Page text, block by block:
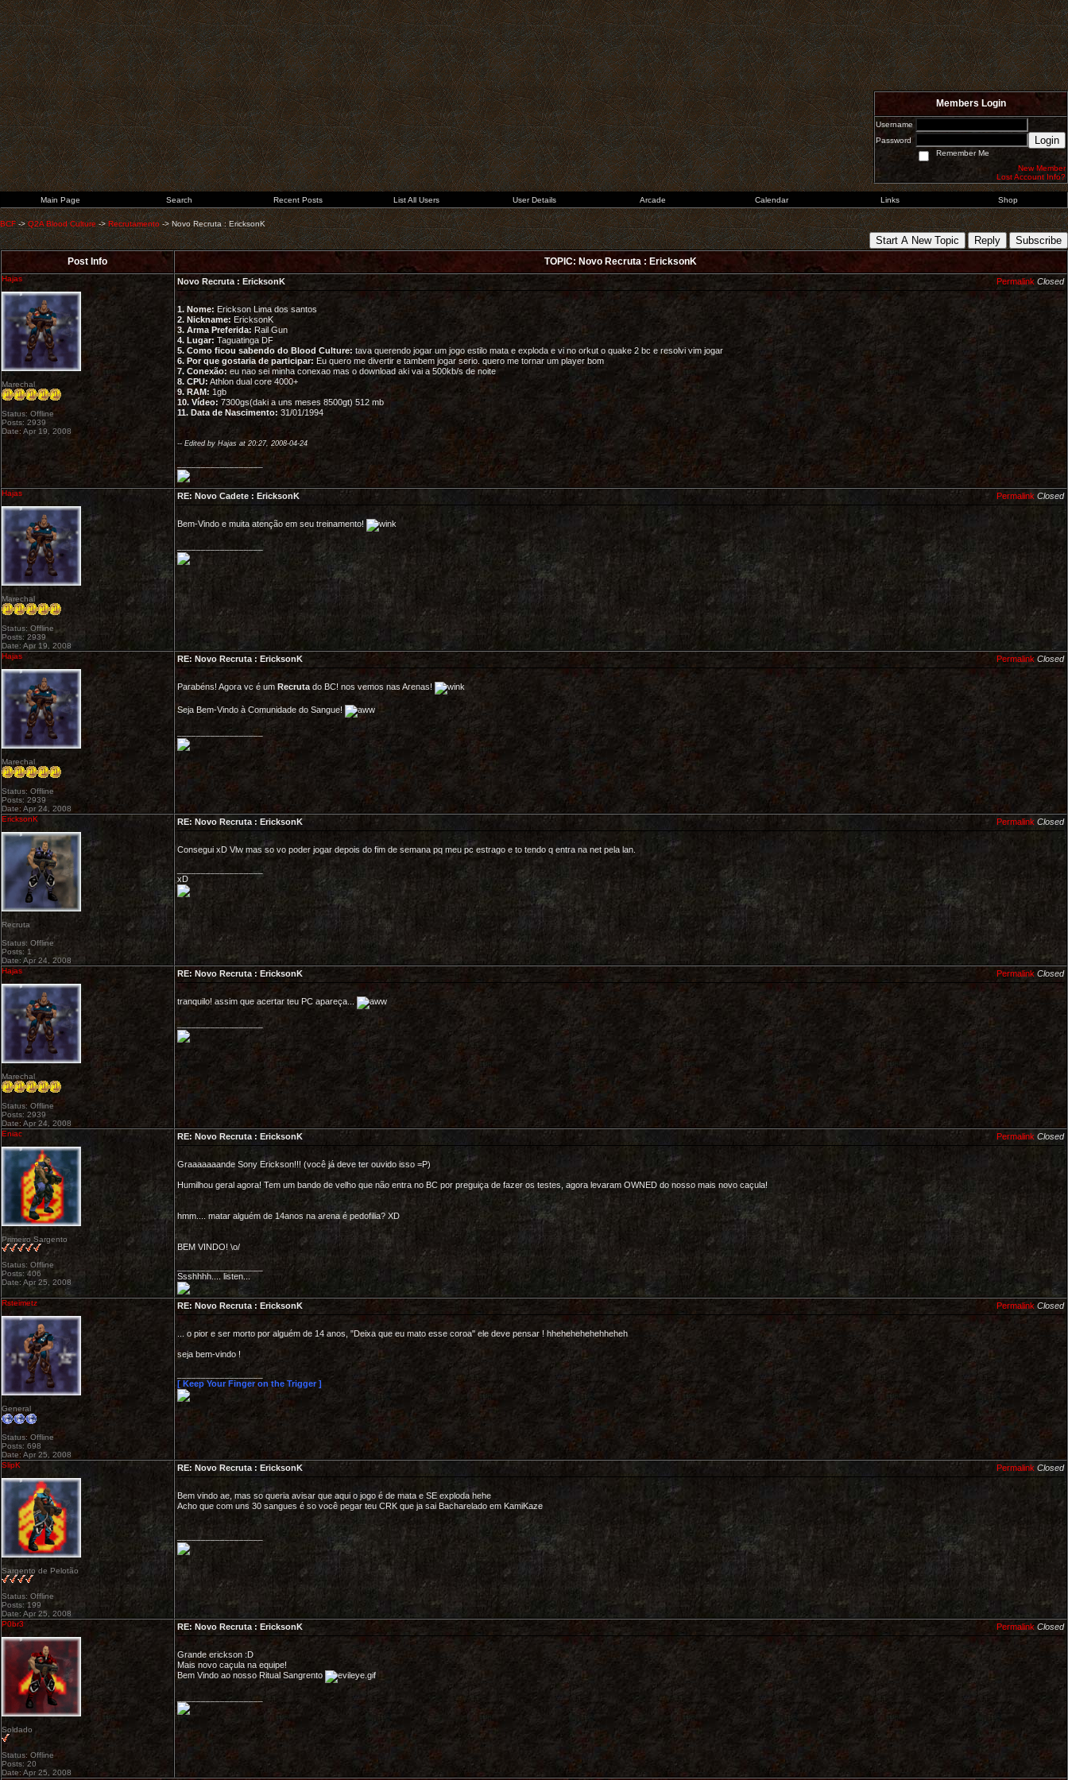
Members Login
Username
Password
Login
Remember Me
New Member
Lost Account Info?
Main Page Search Recent Posts List All Users User Details Arcade Calendar Links Shop
BCF->Q2A Blood Culture->Recrutamento->Novo Recruta : EricksonK
Start A New Topic Reply Subscribe
Post Info TOPIC: Novo Recruta : EricksonK
Hajas
Marechal
Status: Offline
Posts: 2939
Date: Apr 19, 2008
Novo Recruta : EricksonK Permalink Closed
1. Nome: Erickson Lima dos santos
2. Nickname: EricksonK
3. Arma Preferida: Rail Gun
4. Lugar: Taguatinga DF
5. Como ficou sabendo do Blood Culture: tava querendo jogar um jogo estilo mata e exploda e vi no orkut o quake 2 bc e resolvi vim jogar
6. Por que gostaria de participar: Eu quero me divertir e tambem jogar serio. quero me tornar um player bom
7. Conexão: eu nao sei minha conexao mas o download aki vai a 500kb/s de noite
8. CPU: Athlon dual core 4000+
9. RAM: 1gb
10. Vídeo: 7300gs(daki a uns meses 8500gt) 512 mb
11. Data de Nascimento: 31/01/1994
-- Edited by Hajas at 20:27, 2008-04-24
__________________
Hajas
Marechal
Status: Offline
Posts: 2939
Date: Apr 19, 2008
RE: Novo Cadete : EricksonK Permalink Closed
Bem-Vindo e muita atenção em seu treinamento!
__________________
Hajas
Marechal
Status: Offline
Posts: 2939
Date: Apr 24, 2008
RE: Novo Recruta : EricksonK Permalink Closed
Parabéns! Agora vc é um Recruta do BC! nos vemos nas Arenas!
Seja Bem-Vindo à Comunidade do Sangue!
__________________
EricksonK
Recruta
Status: Offline
Posts: 1
Date: Apr 24, 2008
RE: Novo Recruta : EricksonK Permalink Closed
Consegui xD Vlw mas so vo poder jogar depois do fim de semana pq meu pc estrago e to tendo q entra na net pela lan.
xD
Hajas
Marechal
Status: Offline
Posts: 2939
Date: Apr 24, 2008
RE: Novo Recruta : EricksonK Permalink Closed
tranquilo! assim que acertar teu PC apareça...
__________________
Eniac
Primeiro Sargento
Status: Offline
Posts: 406
Date: Apr 25, 2008
RE: Novo Recruta : EricksonK Permalink Closed
Graaaaaaande Sony Erickson!!! (você já deve ter ouvido isso =P)
Humilhou geral agora! Tem um bando de velho que não entra no BC por preguiça de fazer os testes, agora levaram OWNED do nosso mais novo caçula!
hmm.... matar alguém de 14anos na arena é pedofilia? XD
BEM VINDO! \o/
__________________
Ssshhhh.... listen...
Rsteimetz
General
Status: Offline
Posts: 698
Date: Apr 25, 2008
RE: Novo Recruta : EricksonK Permalink Closed
... o pior e ser morto por alguém de 14 anos, "Deixa que eu mato esse coroa" ele deve pensar ! hhehehehehehheheh
seja bem-vindo !
[ Keep Your Finger on the Trigger ]
SlipK
Sargento de Pelotão
Status: Offline
Posts: 199
Date: Apr 25, 2008
RE: Novo Recruta : EricksonK Permalink Closed
Bem vindo ae, mas so queria avisar que aqui o jogo é de mata e SE exploda hehe
Acho que com uns 30 sangues é so você pegar teu CRK que ja sai Bacharelado em KamiKaze
__________________
P0br3
Soldado
Status: Offline
Posts: 20
Date: Apr 25, 2008
RE: Novo Recruta : EricksonK Permalink Closed
Grande erickson :D
Mais novo caçula na equipe!
Bem Vindo ao nosso Ritual Sangrento
__________________